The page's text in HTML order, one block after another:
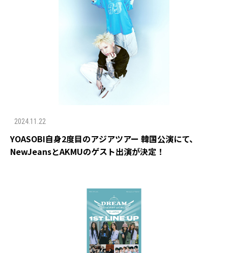
2024.11.22
YOASOBI自身2度目のアジアツアー 韓国公演にて、
NewJeansとAKMUのゲスト出演が決定！